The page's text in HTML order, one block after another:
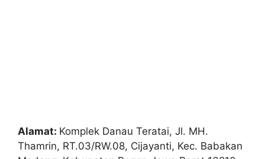
Alamat: Komplek Danau Teratai, Jl. MH.
Thamrin, RT.03/RW.08, Cijayanti, Kec. Babakan